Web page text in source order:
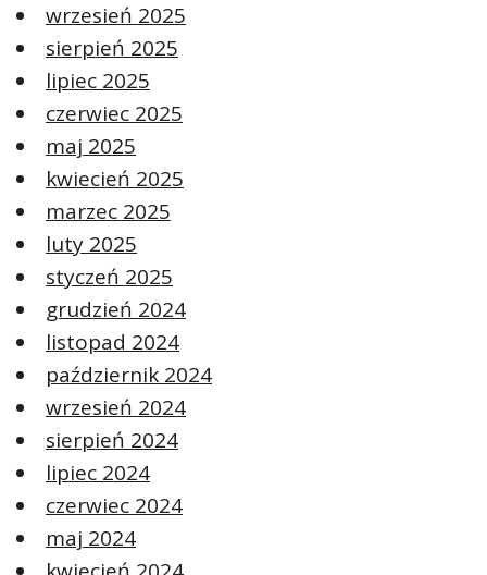
wrzesień 2025
sierpień 2025
lipiec 2025
czerwiec 2025
maj 2025
kwiecień 2025
marzec 2025
luty 2025
styczeń 2025
grudzień 2024
listopad 2024
październik 2024
wrzesień 2024
sierpień 2024
lipiec 2024
czerwiec 2024
maj 2024